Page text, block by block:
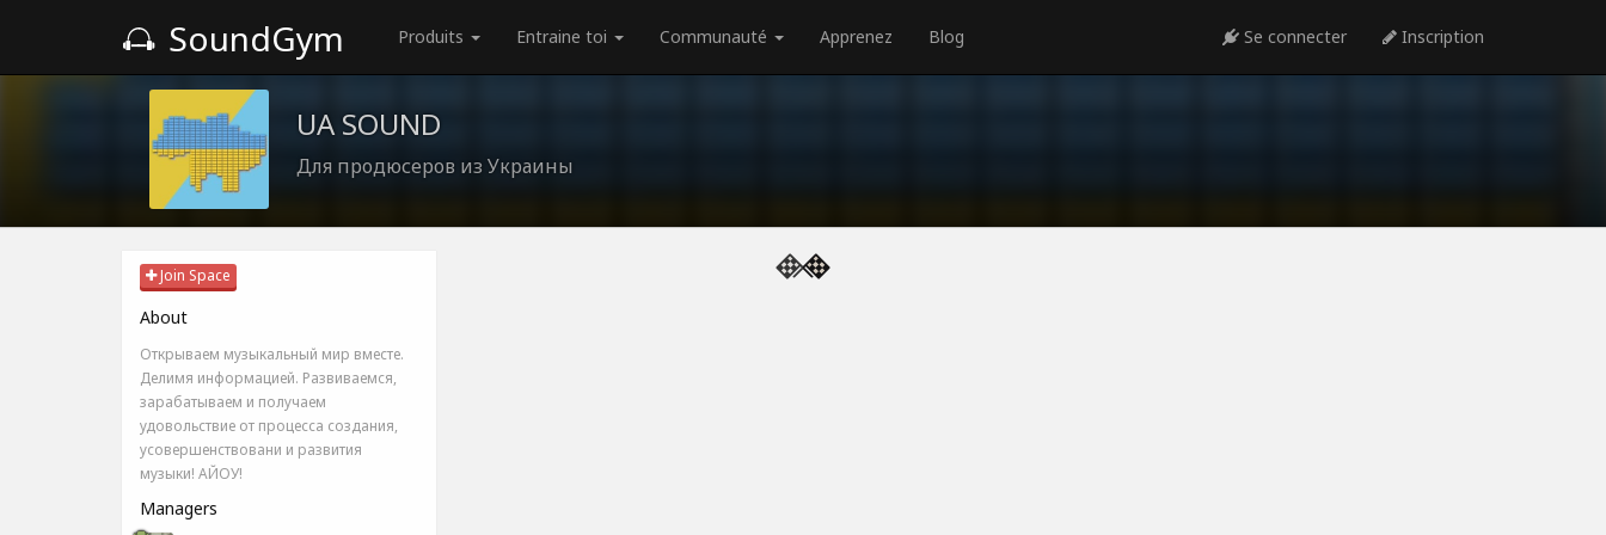
SoundGym Produits Entraine toi Communauté Apprenez Blog Se connecter Inscription
UA SOUND
Для продюсеров из Украины
Join Space
About
Открываем музыкальный мир вместе.
Делимя информацией. Развиваемся,
зарабатываем и получаем
удовольствие от процесса создания,
усовершенствовани и развития
музыки! АЙОУ!
Managers